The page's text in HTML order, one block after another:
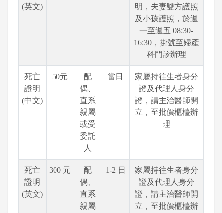
(英文)
明，夫妻雙方護照
及小孩護照，於週
一至週五 08:30-
16:30，掛號至婦產
科門診辦理
死亡
證明
(中文)
50元
配
偶、
直系
親屬
或受
委託
人
當日
家屬持往生者身分
證及代理人身分
證，請主治醫師開
立，至批價櫃檯辦
理
死亡
證明
(英文)
300 元
配
偶、
直系
親屬
1-2 日
家屬持往生者身分
證及代理人身分
證，請主治醫師開
立，至批價櫃檯辦